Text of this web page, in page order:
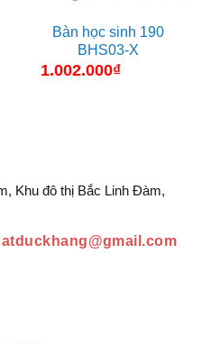
Bàn học sinh 190
BHS03-X
1.002.000₫
Khu đô thị Bắc Linh Đàm,